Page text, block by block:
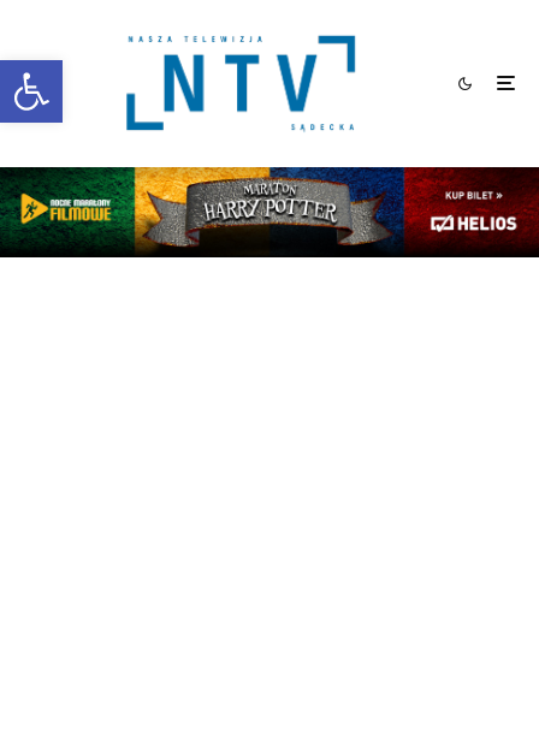
Otwórz pasek narzędzi